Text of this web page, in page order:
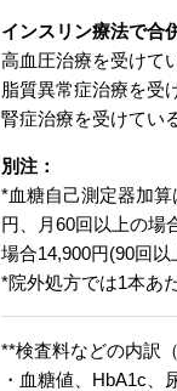
インスリン療法で合
高血圧治療を受けて
脂質異常症治療を受
腎症治療を受けてい
別注：
*血糖自己測定器加
円、月60回以上の場
場合14,900円(90回
*院外処方では1本あ
**検査料などの内訳（
・血糖値、HbA1c、